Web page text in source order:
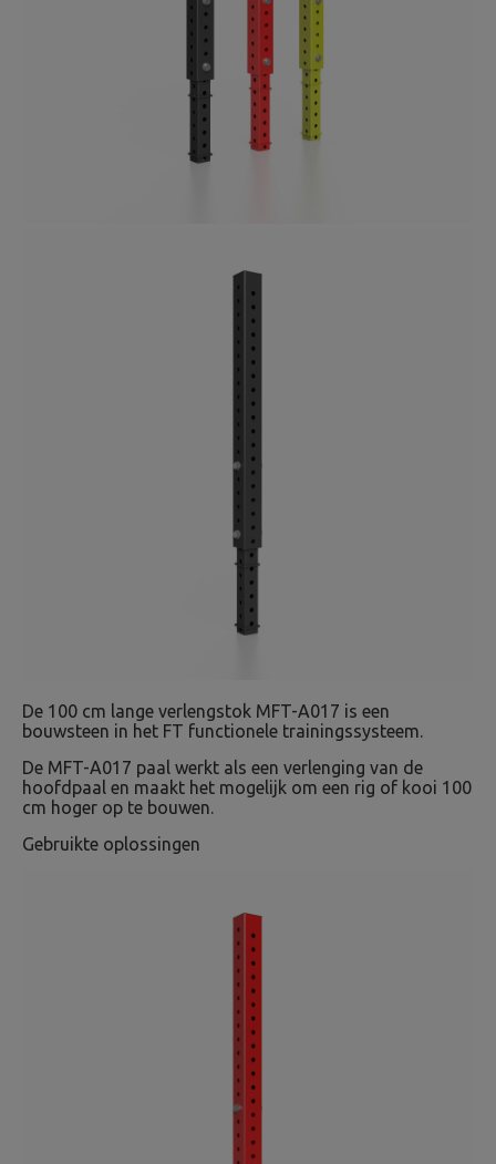
De 100 cm lange verlengstok MFT-A017 is een
bouwsteen in het FT functionele trainingssysteem.
De MFT-A017 paal werkt als een verlenging van de
hoofdpaal en maakt het mogelijk om een rig of kooi 100
cm hoger op te bouwen.
Gebruikte oplossingen